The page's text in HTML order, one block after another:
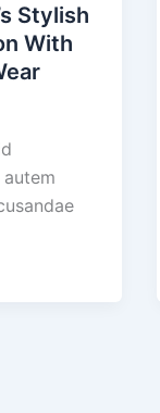
Stylish
With